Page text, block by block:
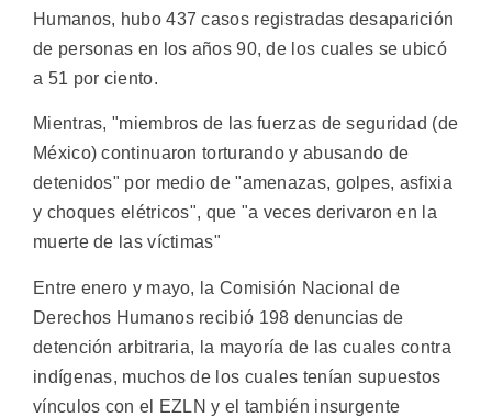
Humanos, hubo 437 casos registradas desaparición
de personas en los años 90, de los cuales se ubicó
a 51 por ciento.
Mientras, "miembros de las fuerzas de seguridad (de
México) continuaron torturando y abusando de
detenidos" por medio de "amenazas, golpes, asfixia
y choques elétricos", que "a veces derivaron en la
muerte de las víctimas"
Entre enero y mayo, la Comisión Nacional de
Derechos Humanos recibió 198 denuncias de
detención arbitraria, la mayoría de las cuales contra
indígenas, muchos de los cuales tenían supuestos
vínculos con el EZLN y el también insurgente